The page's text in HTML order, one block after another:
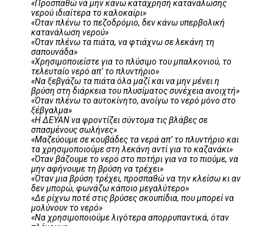
«Προσπαθώ να μην κάνω κατάχρηση κατανάλωσης
νερού ιδιαίτερα το καλοκαίρι»
«Όταν πλένω το πεζοδρόμιο, δεν κάνω υπερβολική
κατανάλωση νερού»
«Όταν πλένω τα πιάτα, να φτιάχνω σε λεκάνη τη
σαπουνάδα»
«Χρησιμοποιείστε για το πλύσιμο του μπαλκονιού, το
τελευταίο νερό απ’ το πλυντήριο»
«Να ξεβγάζω τα πιάτα όλα μαζί και να μην μένει η
βρύση στη διάρκεια του πλυσίματος συνέχεια ανοιχτή»
«Όταν πλένω το αυτοκίνητο, ανοίγω το νερό μόνο στο
ξέβγαλμα»
«Η ΔΕΥΑΝ να φροντίζει σύντομα τις βλάβες σε
σπασμένους σωλήνες»
«Μαζεύουμε σε κουβάδες τα νερά απ’ το πλυντήριο και
τα χρησιμοποιούμε στη λεκάνη αντί για το καζανάκι»
«Όταν βάζουμε το νερό στο ποτήρι για να το πιούμε, να
μην αφήνουμε τη βρύση να τρέχει»
«Όταν μια βρύση τρέχει, προσπαθώ να την κλείσω κι αν
δεν μπορώ, φωνάζω κάποιο μεγαλύτερο»
«Δε ρίχνω ποτέ στις βρύσες σκουπίδια, που μπορεί να
μολύνουν το νερό»
«Να χρησιμοποιούμε λιγότερα απορρυπαντικά, όταν